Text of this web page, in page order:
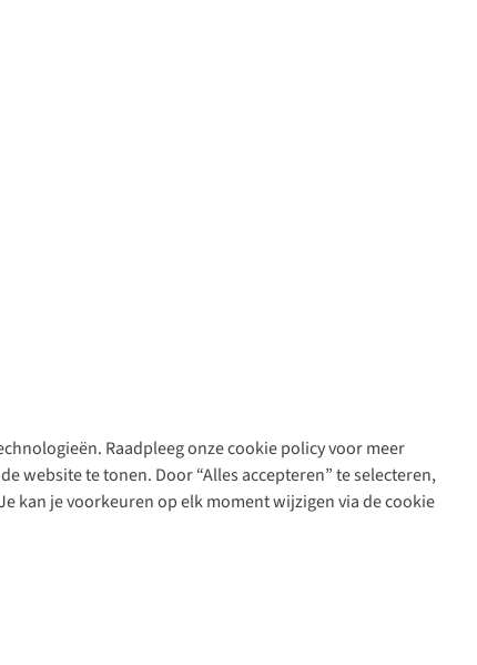
Raadpleeg onze cookie policy voor meer
website te tonen. Door “Alles accepteren” te selecteren,
kan je voorkeuren op elk moment wijzigen via de cookie